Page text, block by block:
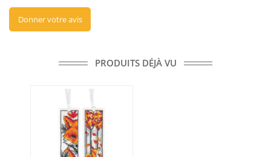
Donner votre avis
PRODUITS DÉJÀ VU